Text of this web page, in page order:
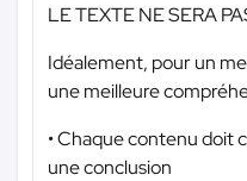
LE TEXTE NE SERA
Idéalement, pour un
une meilleure
• Chaque contenu doit
une conclusion